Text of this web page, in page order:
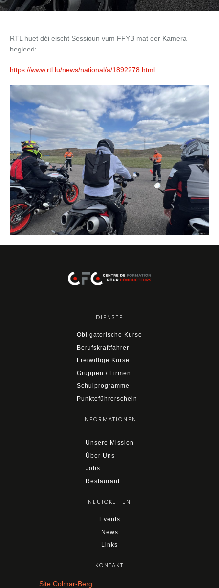
RTL huet déi eischt Sessioun vum FFYB mat der Kamera
begleed:
https://www.rtl.lu/news/national/a/1892278.html
DIENSTE
Obligatorische Kurse
Berufskraftfahrer
Freiwillige Kurse
Gruppen / Firmen
Schulprogramme
Punkteführerschein
INFORMATIONEN
Unsere Mission
Über Uns
Jobs
Restaurant
NEUIGKEITEN
Events
News
Links
KONTAKT
Site Colmar-Berg